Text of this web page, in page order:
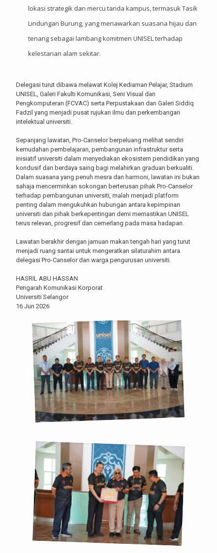
lokasi strategik dan mercu tanda kampus, termasuk Tasik
Lindungan Burung, yang menawarkan suasana hijau dan
tenang sebagai lambang komitmen UNISEL terhadap
kelestarian alam sekitar.
Delegasi turut dibawa melawat Kolej Kediaman Pelajar, Stadium
UNISEL, Galeri Fakulti Komunikasi, Seni Visual dan
Pengkomputeran (FCVAC) serta Perpustakaan dan Galeri Siddiq
Fadzil yang menjadi pusat rujukan ilmu dan perkembangan
intelektual universiti.
Sepanjang lawatan, Pro-Canselor berpeluang melihat sendiri
kemudahan pembelajaran, pembangunan infrastruktur serta
inisiatif universiti dalam menyediakan ekosistem pendidikan yang
kondusif dan berdaya saing bagi melahirkan graduan berkualiti.
Dalam suasana yang penuh mesra dan harmoni, lawatan ini bukan
sahaja mencerminkan sokongan berterusan pihak Pro-Canselor
terhadap pembangunan universiti, malah menjadi platform
penting dalam mengukuhkan hubungan antara kepimpinan
universiti dan pihak berkepentingan demi memastikan UNISEL
terus relevan, progresif dan cemerlang pada masa hadapan.
Lawatan berakhir dengan jamuan makan tengah hari yang turut
menjadi ruang santai untuk mengeratkan silaturahim antara
delegasi Pro-Canselor dan warga pengurusan universiti.
HASRIL ABU HASSAN
Pengarah Komunikasi Korporat
Universiti Selangor
16 Jun 2026